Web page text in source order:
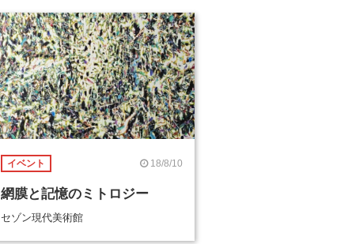
イベント 18/8/10
網膜と記憶のミトロジー
セゾン現代美術館